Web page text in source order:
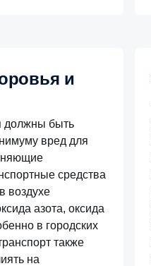
и
должны быть
вред для
средства
воздухе
азота, оксида
в городских
также
на